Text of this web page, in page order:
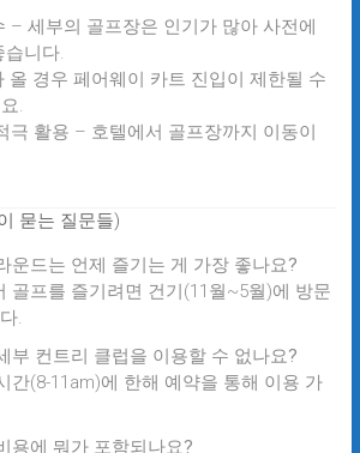
– 세부의 골프장은 인기가 많아 사전에
습니다.
올 경우 페어웨이 카트 진입이 제한될 수
.
극 활용 – 호텔에서 골프장까지 이동이
묻는 질문들)
운드는 언제 즐기는 게 가장 좋나요?
골프를 즐기려면 건기(11월~5월)에 방문
.
부 컨트리 클럽을 이용할 수 없나요?
간(8-11am)에 한해 예약을 통해 이용 가
용에 뭐가 포함되나요?